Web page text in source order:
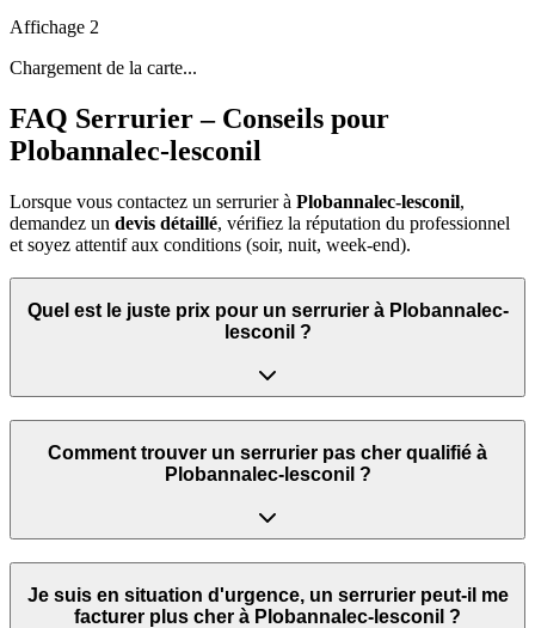
Affichage 2
Chargement de la carte...
FAQ Serrurier – Conseils pour
Plobannalec-lesconil
Lorsque vous contactez un serrurier à Plobannalec-lesconil,
demandez un devis détaillé, vérifiez la réputation du professionnel
et soyez attentif aux conditions (soir, nuit, week‑end).
Quel est le juste prix pour un serrurier à Plobannalec-
lesconil ?
Comment trouver un serrurier pas cher qualifié à
Plobannalec-lesconil ?
Je suis en situation d'urgence, un serrurier peut‑il me
facturer plus cher à Plobannalec-lesconil ?